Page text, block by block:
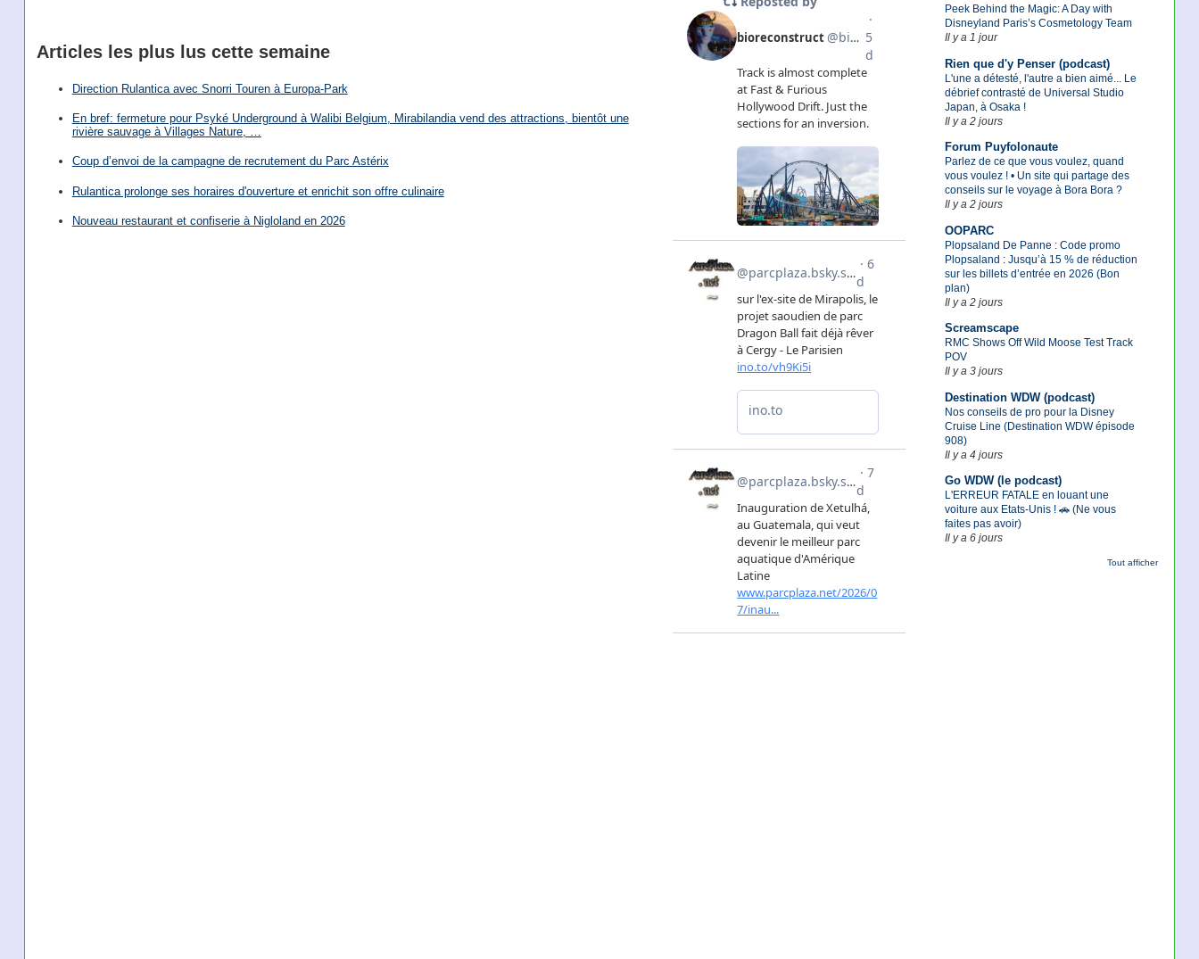
Peek Behind the Magic: A Day with
Disneyland Paris’s Cosmetology Team
Il y a 1 jour
Rien que d'y Penser (podcast)
L'une a détesté, l'autre a bien aimé... Le
débrief contrasté de Universal Studio
Japan, à Osaka !
Il y a 2 jours
Forum Puyfolonaute
Parlez de ce que vous voulez, quand
vous voulez ! • Un site qui partage des
conseils sur le voyage à Bora Bora ?
Il y a 2 jours
OOPARC
Plopsaland De Panne : Code promo
Plopsaland : Jusqu’à 15 % de réduction
sur les billets d’entrée en 2026 (Bon
plan)
Il y a 2 jours
Screamscape
RMC Shows Off Wild Moose Test Track
POV
Il y a 3 jours
Destination WDW (podcast)
Nos conseils de pro pour la Disney
Cruise Line (Destination WDW épisode
908)
Il y a 4 jours
Go WDW (le podcast)
L'ERREUR FATALE en louant une
voiture aux Etats-Unis ! 🚗 (Ne vous
faites pas avoir)
Il y a 6 jours
Tout afficher
Articles les plus lus cette semaine
Direction Rulantica avec Snorri Touren à Europa-Park
En bref: fermeture pour Psyké Underground à Walibi Belgium, Mirabilandia vend des attractions, bientôt une
rivière sauvage à Villages Nature, …
Coup d’envoi de la campagne de recrutement du Parc Astérix
Rulantica prolonge ses horaires d'ouverture et enrichit son offre culinaire
Nouveau restaurant et confiserie à Nigloland en 2026